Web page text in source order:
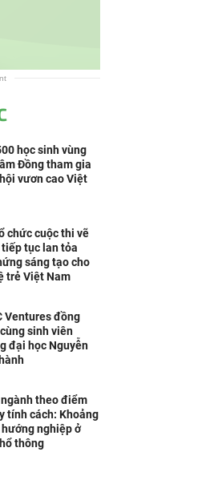
học sinh vùng
Đồng tham gia
vươn cao Việt
chức cuộc thi vẽ
tiếp tục lan tỏa
sáng tạo cho
trẻ Việt Nam
Ventures đồng
sinh viên
đại học Nguyễn
theo điểm
tính cách: Khoảng
nghiệp ở
thông